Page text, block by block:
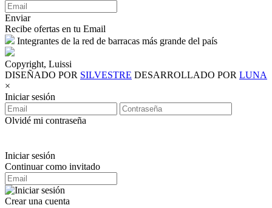
Enviar
Recibe ofertas en tu Email
Integrantes de la red de barracas más grande del país
Copyright, Luissi
DISEÑADO POR SILVESTRE DESARROLLADO POR LUNA
×
Iniciar sesión
Olvidé mi contraseña
Iniciar sesión
Continuar como invitado
Crear una cuenta